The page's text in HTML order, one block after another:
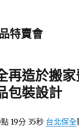
特賣會
再造於搬
包裝設計
19分 35秒 台北保全